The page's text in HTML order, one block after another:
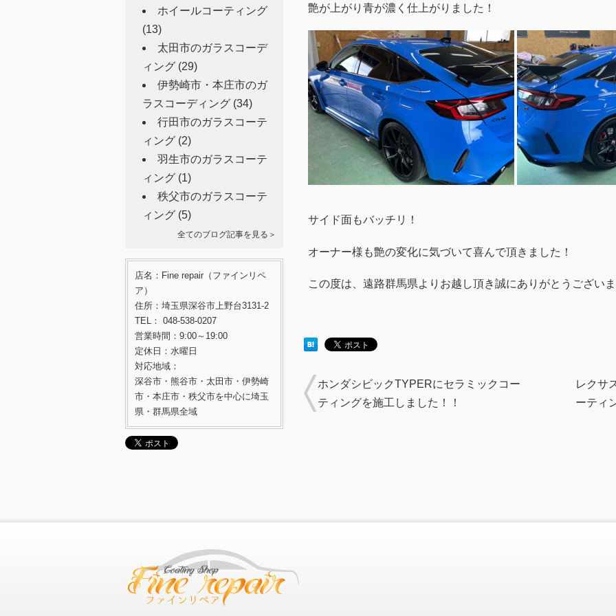
ホイールコーティング
(13)
太田市のガラスコーデ
ィング (29)
伊勢崎市・本庄市のガ
ラスコーディング (34)
行田市のガラスコーテ
ィング (2)
羽生市のガラスコーテ
ィング (1)
秩父市のガラスコーテ
ィング (5)
全てのブログ記事を見る＞
店名：Fine repair（ファインリペ
ア）
住所：埼玉県深谷市上野台3131-2
TEL： 048-538-0207
営業時間：9:00～19:00
定休日：水曜日
対応地域：
深谷市・熊谷市・太田市・伊勢崎
市・本庄市・秩父市を中心に埼玉
県・群馬県全域
艶が上がり青が濃く仕上がりました！
サイド面もバッチリ！
オーナー様も艶の変化に気づいて喜んで頂きました！
この度は、遠路群馬県よりお越し頂き誠にありがとうござい
ホンダシビックTYPERにセラミックコー
ティングを施工しました！！
レクサ
ーティ